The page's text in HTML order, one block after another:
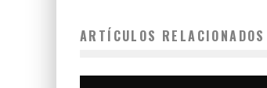
ARTÍCULOS RELACIONADOS